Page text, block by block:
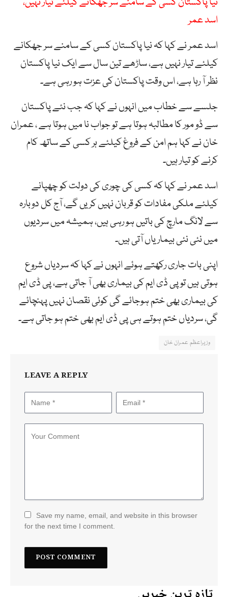
اسد عمر
اسد عمر نے کہا کہ نیا پاکستان کسی کے سامنے سر جھکانے
کیلئے تیار نہیں ہے، ساڑھے تین سال سے ایک نیا پاکستان
نظر آ رہا ہے، اس وقت پاکستان کی عزت ہو رہی ہے۔
جلسے سے خطاب میں انہوں نے کہا کہ جب نئے پاکستان
سے ڈو مور کا مطالبہ ہوتا ہے تو جواب نا میں ہوتا ہے ، عمران
خان نے کہا ہم امن کے فروغ کیلئے ہر کسی کے ساتھ کام
کرنے کو تیار ہیں۔
اسد عمر نے کہا کہ کسی کی چوری کی دولت کو چھپانے
کیلئے ملکی مفادات کو قربان نہیں کریں گے، آج کل دوبارہ
سے لانگ مارچ کی باتیں ہو رہی ہیں، ہمیشہ میں سردیوں
میں نئی نئی بیماریاں آتی ہیں۔
اپنی بات جاری رکھتے ہوئے انہوں نے کہا کہ سردیاں شروع
ہوتی ہیں تو پی ڈی ایم کی بیماری بھی آ جاتی ہے، پی ڈی ایم
کی بیماری بھی ختم ہوجائے گی کوئی نقصان نہیں پہنچائے
گی، سردیاں ختم ہوتے ہی پی ڈی ایم بھی ختم ہو جاتی ہے۔
وزیراعظم عمران خان
LEAVE A REPLY
Save my name, email, and website in this browser
for the next time I comment.